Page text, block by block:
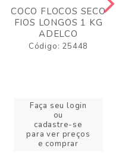
COCO FLOCOS SECO
FIOS LONGOS 1 KG
ADELCO
Código: 25448
Faça seu login
ou
cadastre-se
para ver preços
e comprar